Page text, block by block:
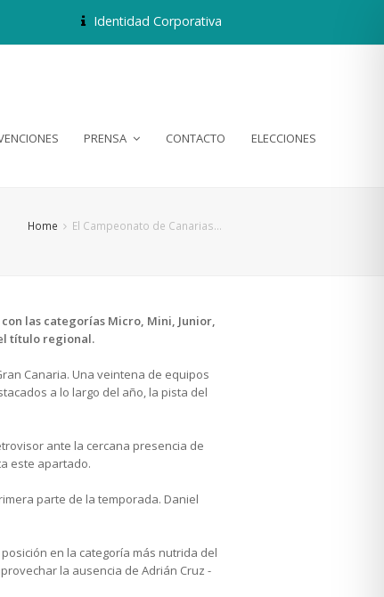
Identidad Corporativa
PRENSA CONTACTO ELECCIONES
Home El Campeonato de Canarias…
las categorías Micro, Mini, Junior,
título regional.
Canaria. Una veintena de equipos
a lo largo del año, la pista del
ante la cercana presencia de
este apartado.
parte de la temporada. Daniel
en la categoría más nutrida del
la ausencia de Adrián Cruz -